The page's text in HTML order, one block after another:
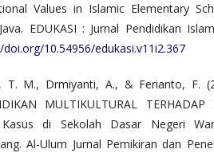
Values in Islamic Elementary
EDUKASI : Jurnal Pendidikan
10.54956/edukasi.v11i2.367
T. M., Drmiyanti, A., & Ferianto, F.
MULTIKULTURAL TERHADAP
di Sekolah Dasar Negeri
Al-Ulum Jurnal Pemikiran dan